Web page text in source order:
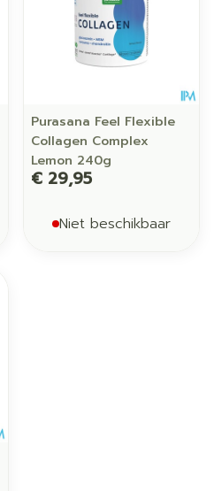
Purasana Feel Flexible
Collagen Complex
Lemon 240g
€ 29,95
Niet beschikbaar